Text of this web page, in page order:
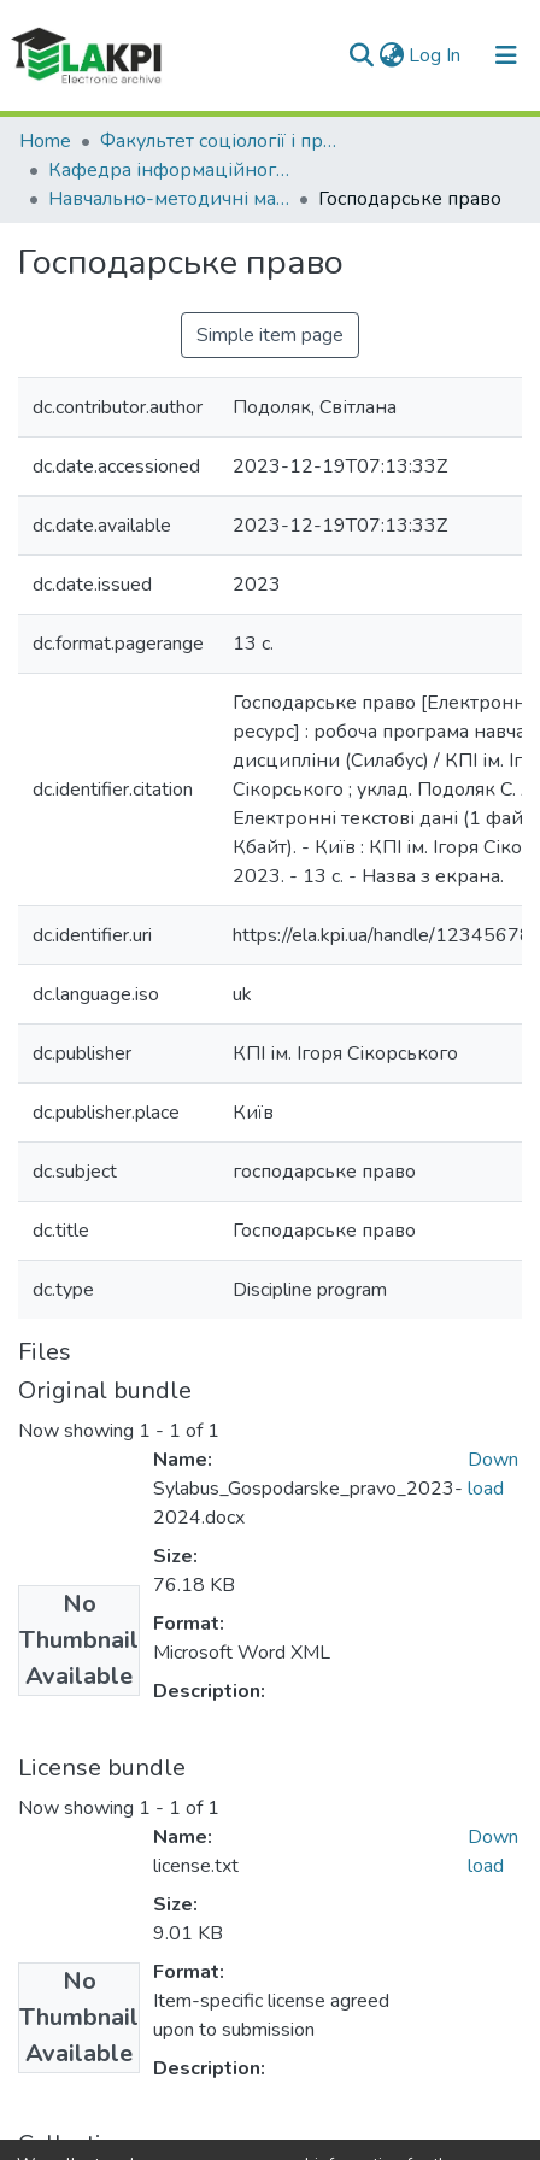
Log In (current)
Communities & Collections
All of DSpace
Home
Факультет соціології і права (ФСП)
Кафедра інформаційного, господарського та адміністративного права (КІГАП)
Навчально-методичні матеріали (КІГАП)
Господарське право
Господарське право
Simple item page
dc.contributor.author Подоляк, Світлана
dc.date.accessioned 2023-12-19T07:13:33Z
dc.date.available 2023-12-19T07:13:33Z
dc.date.issued 2023
dc.format.pagerange 13 с.
dc.identifier.citation
Господарське право
ресурс] : робоча програма
дисципліни (Силабус) / КПІ ім.
Сікорського ; уклад. Подоляк С.
Електронні текстові дані (1
Кбайт). - Київ : КПІ ім. Ігоря
2023. - 13 с. - Назва з екрана.
dc.identifier.uri https://ela.kpi.ua/handle/
dc.language.iso uk
dc.publisher КПІ ім. Ігоря Сікорського
dc.publisher.place Київ
dc.subject господарське право
dc.title Господарське право
dc.type Discipline program
Files
Original bundle
Now showing 1 - 1 of 1
No
Thumbnail
Available
Name:
Sylabus_Gospodarske_pravo_2023-
2024.docx
Size:
76.18 KB
Format:
Microsoft Word XML
Description:
Down
load
License bundle
Now showing 1 - 1 of 1
No
Thumbnail
Available
Name:
license.txt
Size:
9.01 KB
Format:
Item-specific license agreed
upon to submission
Description:
Down
load
Collections